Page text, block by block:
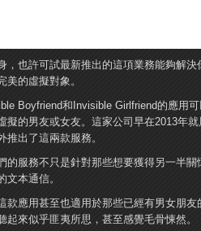
，也許可試最新推出的這項業務能夠解決
美的虛擬對象。
Boyfriend和Invisible Girlfriend的應用
擬的男友或女友。這家公司早在2013年
推出了這兩款服務。
的服務不只是針對那些想要獲得另一半
文本通信。
款應用甚至也適用於那些已經有男女朋
起來似乎匪夷所思，甚至感覺毛骨悚然。